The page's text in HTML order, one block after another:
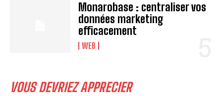
Monarobase : centraliser vos
données marketing
efficacement
WEB
VOUS DEVRIEZ APPRECIER